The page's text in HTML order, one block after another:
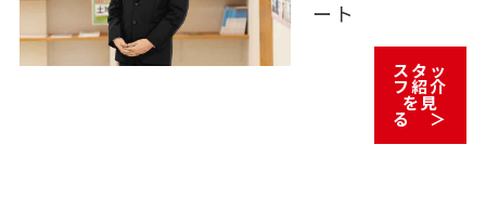
ート
スタッ
フ紹介
を見
る ＞